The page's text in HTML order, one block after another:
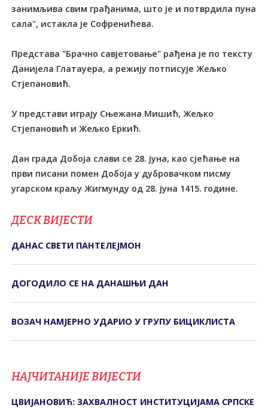
занимљива свим грађанима, што је и потврдила пуна
сала", истакла је Софренићева.
Представа "Брачно савјетовање" рађена је по тексту
Данијела Глатауера, а режију потписује Жељко
Стјепановић.
У представи играју Сњежана Мишић, Жељко
Стјепановић и Жељко Еркић.
Дан града Добоја слави се 28. јуна, као сјећање на
први писани помен Добоја у дубровачком писму
угарском краљу Жигмунду од 28. јуна 1415. године.
ДЕСК ВИЈЕСТИ
ДАНАС СВЕTИ ПАНTЕЛЕЈМОН
ДОГОДИЛО СЕ НА ДАНАШЊИ ДАН
ВОЗАЧ НАМЈЕРНО УДАРИО У ГРУПУ БИЦИКЛИСТА
НАЈЧИТАНИЈЕ ВИЈЕСТИ
ЦВИЈАНОВИЋ: ЗАХВАЛНОСТ ИНСТИТУЦИЈАМА СРПСКЕ